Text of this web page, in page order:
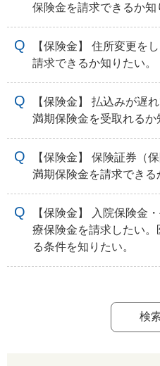
保険金を請求できるか知
【保険金】 住所変更を
請求できるか知りたい。
【保険金】 払込みが遅
満期保険金を受取れるか
【保険金】 保険証券（
満期保険金を請求できる
【保険金】 入院保険金
療保険金を請求したい
る条件を知りたい。
検